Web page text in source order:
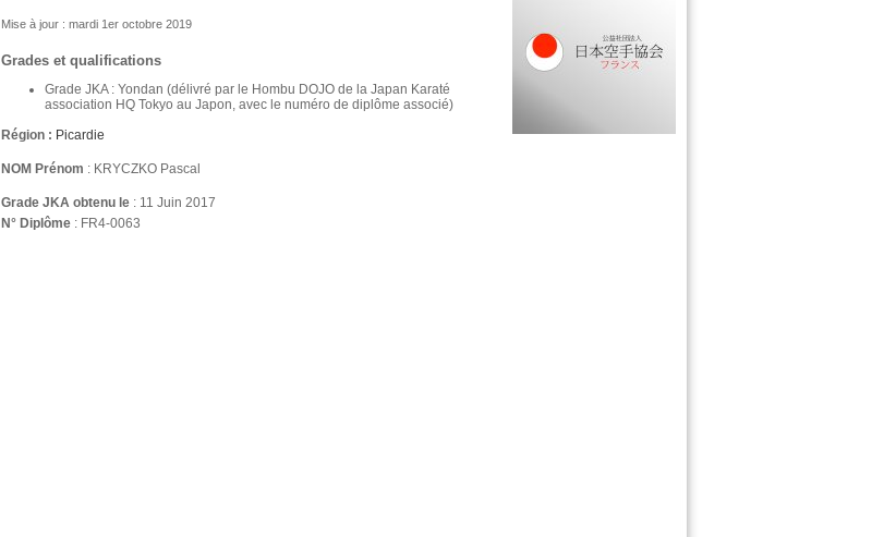
Mise à jour : mardi 1er octobre 2019
Grades et qualifications
Grade JKA : Yondan (délivré par le Hombu DOJO de la Japan Karaté
association HQ Tokyo au Japon, avec le numéro de diplôme associé)
Région : Picardie
NOM Prénom : KRYCZKO Pascal
Grade JKA obtenu le : 11 Juin 2017
N° Diplôme : FR4-0063